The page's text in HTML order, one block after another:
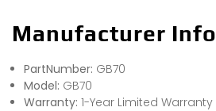
Manufacturer Info
PartNumber: GB70
Model: GB70
Warranty: 1-Year Limited Warranty